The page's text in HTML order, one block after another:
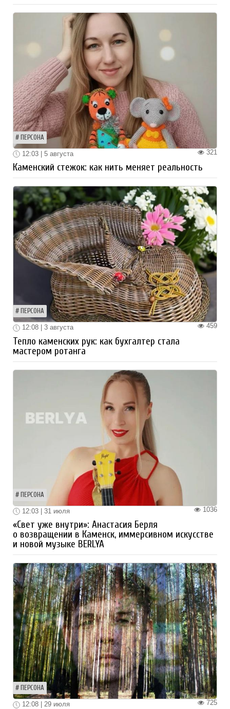
ПЕРСОНА
321
12:03 | 5 августа
Каменский стежок: как нить меняет реальность
ПЕРСОНА
459
12:08 | 3 августа
Тепло каменских рук: как бухгалтер стала
мастером ротанга
ПЕРСОНА
1036
12:03 | 31 июля
«Свет уже внутри»: Анастасия Берля
о возвращении в Каменск, иммерсивном искусстве
и новой музыке BERLYA
ПЕРСОНА
725
12:08 | 29 июля